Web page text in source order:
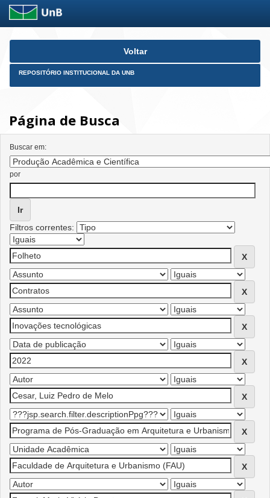
Skip
Voltar
REPOSITÓRIO INSTITUCIONAL DA UNB
Página de Busca
Buscar em:
por
Filtros correntes: